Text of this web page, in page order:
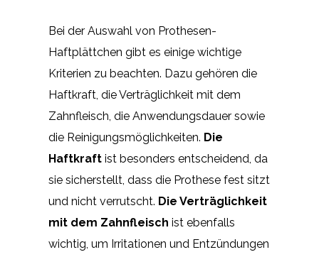
Bei der Auswahl von Prothesen-
Haftplättchen gibt es einige wichtige
Kriterien zu beachten. Dazu gehören die
Haftkraft, die Verträglichkeit mit dem
Zahnfleisch, die Anwendungsdauer sowie
die Reinigungsmöglichkeiten. Die
Haftkraft ist besonders entscheidend, da
sie sicherstellt, dass die Prothese fest sitzt
und nicht verrutscht. Die Verträglichkeit
mit dem Zahnfleisch ist ebenfalls
wichtig, um Irritationen und Entzündungen